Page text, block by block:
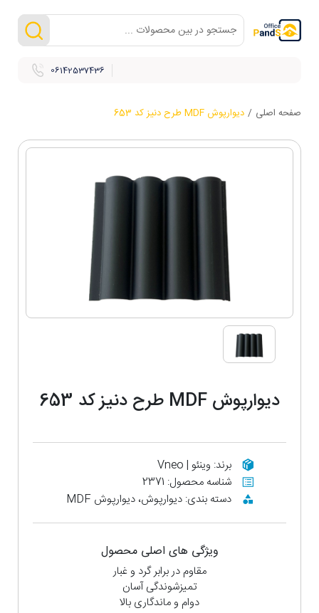
06142537436
صفحه اصلی / دیوارپوش MDF طرح دنیز کد 653
دیوارپوش MDF طرح دنیز کد 653
برند: وینئو | Vneo
شناسه محصول: 2371
دسته بندی: دیوارپوش، دیوارپوش MDF
ویژگی های اصلی محصول
مقاوم در برابر گرد و غبار
تمیزشوندگی آسان
دوام و ماندگاری بالا